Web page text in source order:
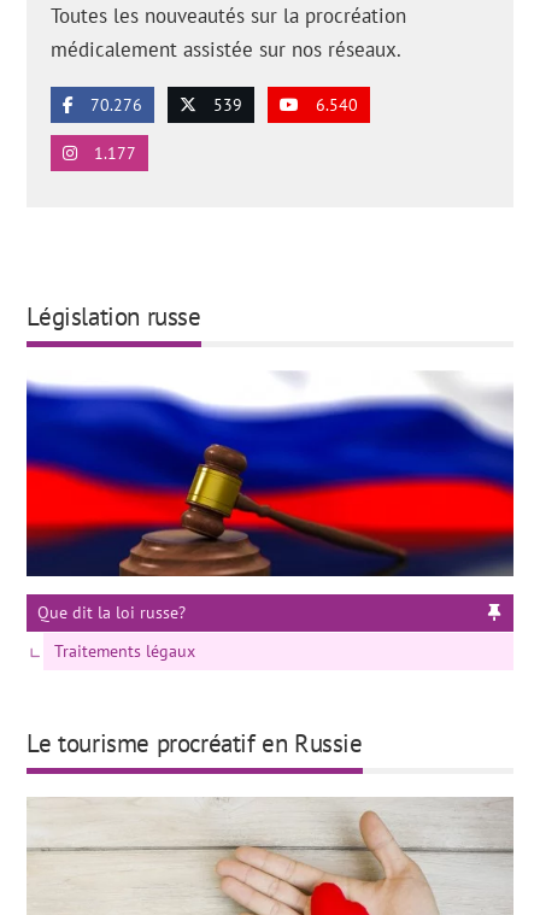
Toutes les nouveautés sur la procréation
médicalement assistée sur nos réseaux.
70.276 539 6.540
1.177
Législation russe
Que dit la loi russe?
Traitements légaux
Le tourisme procréatif en Russie